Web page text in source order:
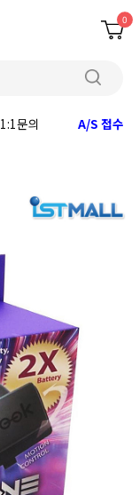
0
1:1문의 A/S 접수